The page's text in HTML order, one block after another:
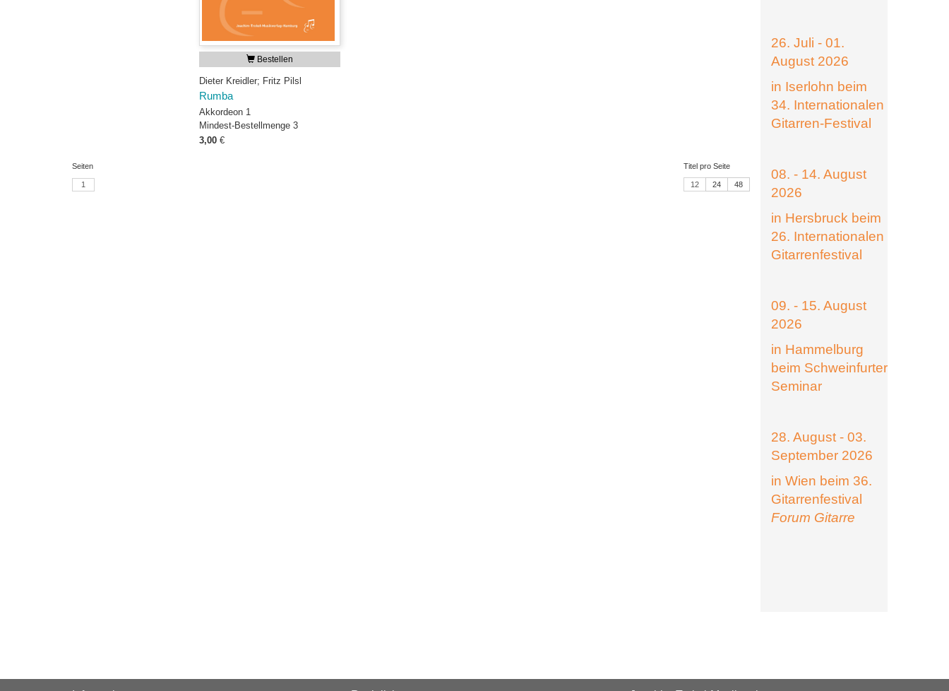
Bestellen
Dieter Kreidler; Fritz Pilsl
Rumba
Akkordeon 1
Mindest-Bestellmenge 3
3,00 €
Seiten
1
Titel pro Seite
12 24 48
26. Juli - 01.
August 2026
in Iserlohn beim
34. Internationalen
Gitarren-Festival
08. - 14. August
2026
in Hersbruck beim
26. Internationalen
Gitarrenfestival
09. - 15. August
2026
in Hammelburg
beim Schweinfurter
Seminar
28. August - 03.
September 2026
in Wien beim 36.
Gitarrenfestival
Forum Gitarre